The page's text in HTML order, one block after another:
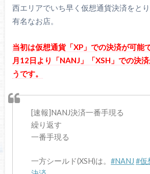
西エリアでいち早く仮想通貨決済をと
有名なお店。
当初は仮想通貨「XP」での決済が可能
月12日より「NANJ」「XSH」での決
うです。
[速報]NANJ決済一番手現る
繰り返す
一番手現る
一方シールド(XSH)は。#NANJ #仮